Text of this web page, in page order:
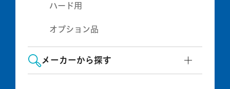
ハード用
オプション品
メーカーから探す